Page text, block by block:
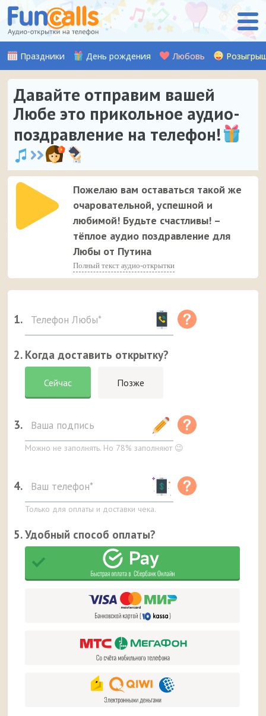
Праздники День рождения Любовь
Давайте отправим вашей
Любе это прикольное аудио-
поздравление на телефон!
Пожелаю вам оставаться такой же
очаровательной, успешной и
любимой! Будьте счастливы! –
тёплое аудио поздравление для
Любы от Путина
Полный текст аудио-открытки
1.
2. Когда доставить открытку?
Сейчас Позже
3.
Можно не заполнять. Но 78% заполняют 😉
4.
Только для оплаты и доставки чека.
5. Удобный способ оплаты?